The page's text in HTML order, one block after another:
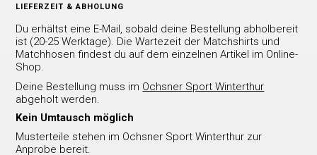
LIEFERZEIT & ABHOLUNG
Du erhältst eine E-Mail, sobald deine Bestellung abholbereit
ist (20-25 Werktage). Die Wartezeit der Matchshirts und
Matchhosen findest du auf dem einzelnen Artikel im Online-
Shop.
Deine Bestellung muss im Ochsner Sport Winterthur
abgeholt werden.
Kein Umtausch möglich
Musterteile stehen im Ochsner Sport Winterthur zur
Anprobe bereit.